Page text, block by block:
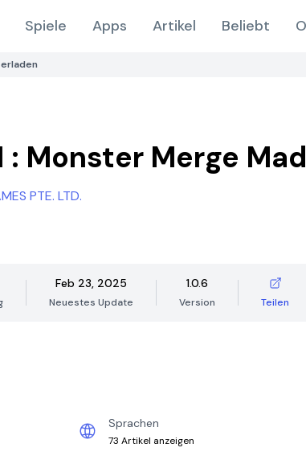
Spiele Apps Artikel Beliebt
: Monster Merge
PTE. LTD.
Feb 23, 2025
Neuestes Update
1.0.6
Version Teilen
Sprachen
73 Artikel anzeigen